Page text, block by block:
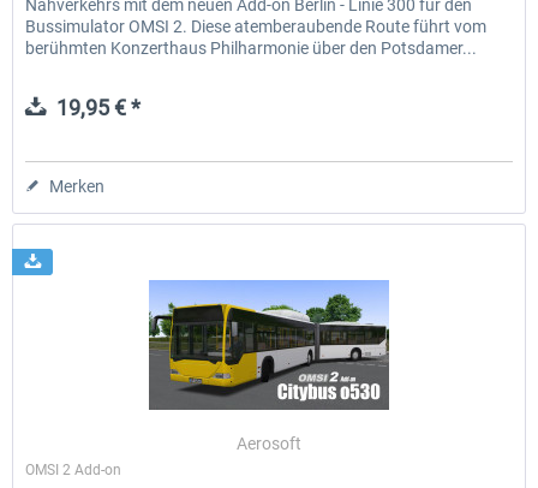
Nahverkehrs mit dem neuen Add-on Berlin - Linie 300 für den
Bussimulator OMSI 2. Diese atemberaubende Route führt vom
berühmten Konzerthaus Philharmonie über den Potsdamer...
19,95 € *
Merken
Aerosoft
OMSI 2 Add-on